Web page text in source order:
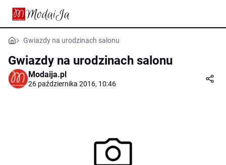
Gwiazdy na urodzinach salonu
Gwiazdy na urodzinach salonu
Modaija.pl
26 października 2016, 10:46